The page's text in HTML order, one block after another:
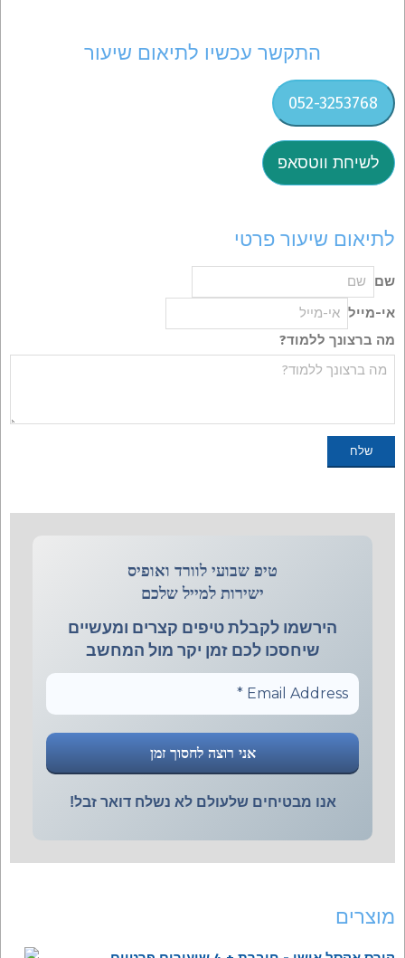
התקשר עכשיו לתיאום שיעור
052-3253768
לשיחת ווטסאפ
לתיאום שיעור פרטי
שם
אי-מייל
מה ברצונך ללמוד?
טיפ שבועי לוורד ואופיס
ישירות למייל שלכם
הירשמו לקבלת טיפים קצרים ומעשיים
שיחסכו לכם זמן יקר מול המחשב
אנו מבטיחים שלעולם לא נשלח דואר זבל!
מוצרים